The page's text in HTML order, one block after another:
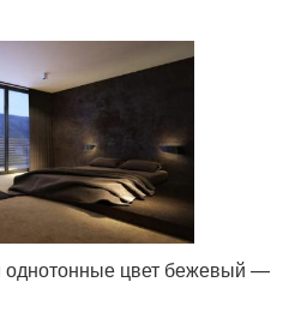
цвет бежевый —